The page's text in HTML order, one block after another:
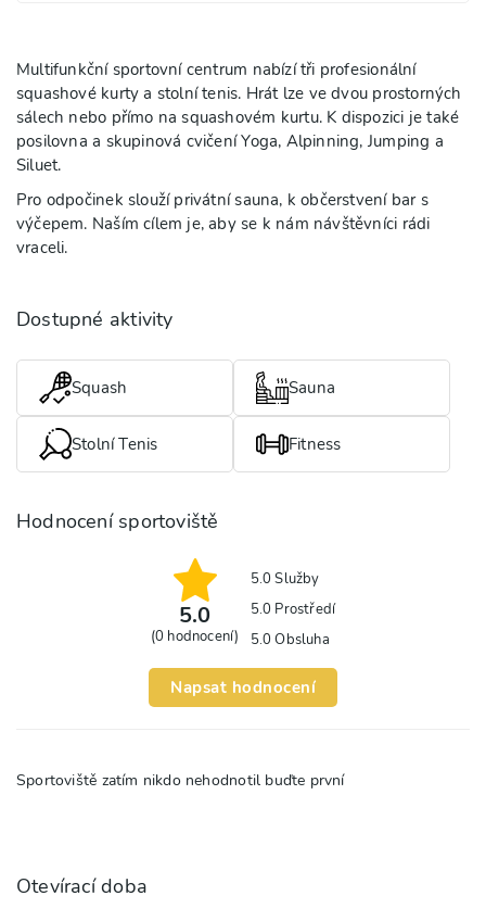
Multifunkční sportovní centrum nabízí tři profesionální
squashové kurty a stolní tenis. Hrát lze ve dvou prostorných
sálech nebo přímo na squashovém kurtu. K dispozici je také
posilovna a skupinová cvičení Yoga, Alpinning, Jumping a
Siluet.
Pro odpočinek slouží privátní sauna, k občerstvení bar s
výčepem. Naším cílem je, aby se k nám návštěvníci rádi
vraceli.
Dostupné aktivity
Squash Sauna
Stolní Tenis Fitness
Hodnocení sportoviště
5.0
(0 hodnocení)
5.0Služby
5.0 Prostředí
5.0Obsluha
Napsat hodnocení
Sportoviště zatím nikdo nehodnotil buďte první
Otevírací doba